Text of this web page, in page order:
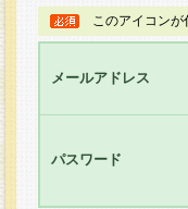
このアイコン
メールアドレス
パスワード